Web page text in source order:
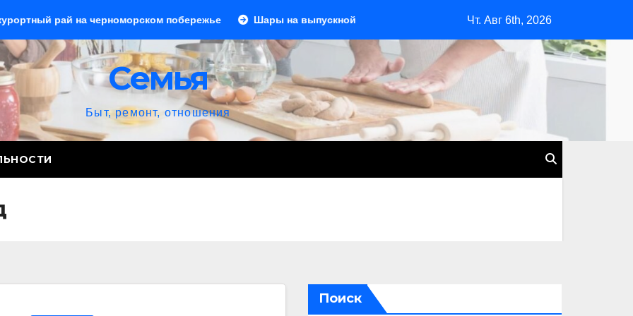
на черноморском побережье Шары на выпускной: создаем праздничное настроение Садовые скамейки в
Чт. Авг 6th, 2026
Семья
Быт, ремонт, отношения
Поиск